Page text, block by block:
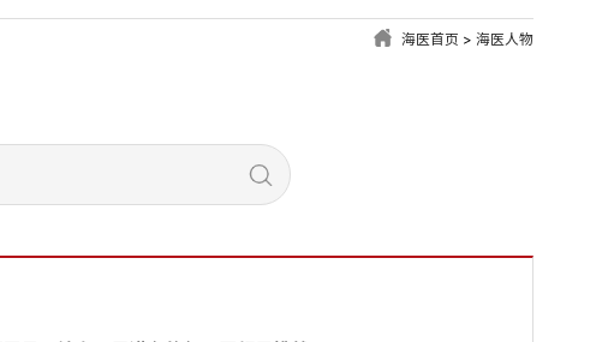
海医首页 > 海医人物